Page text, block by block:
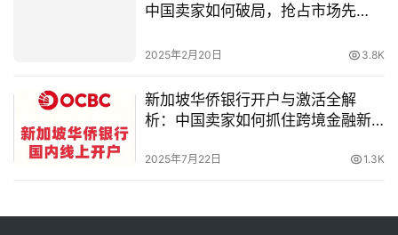
中国卖家如何破局，抢占市场先
2025年2月20日 3.8K
新加坡华侨银行开户与激活全解
析：中国卖家如何抓住跨境金融新
2025年7月22日 1.3K